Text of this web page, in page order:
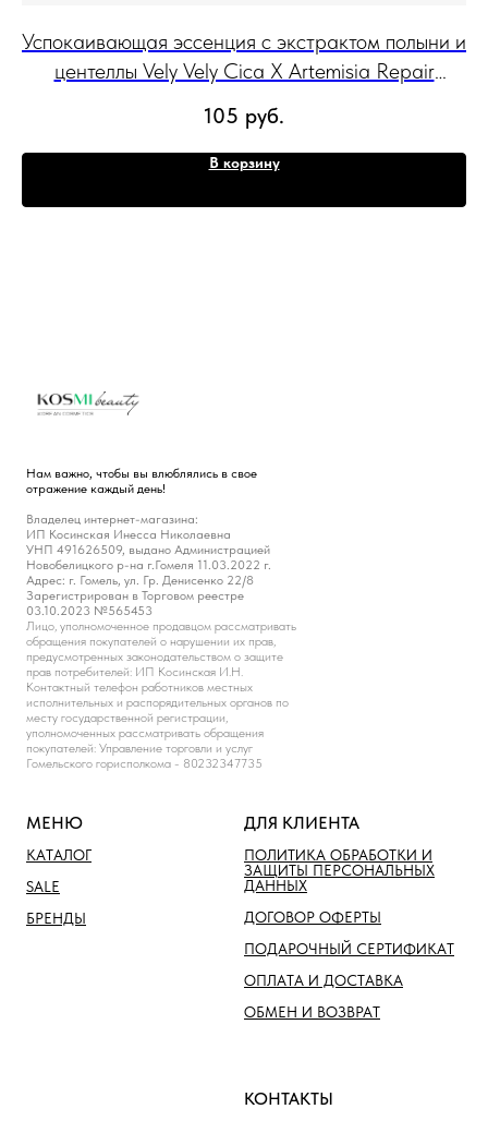
Успокаивающая эссенция с экстрактом полыни и
центеллы Vely Vely Cica X Artemisia Repair
Essence 160 мл
105 руб.
В корзину
Нам важно, чтобы вы влюблялись в свое
отражение каждый день!
Владелец интернет-магазина:
ИП Косинская Инесса Николаевна
УНП 491626509, выдано Администрацией
Новобелицкого р-на г.Гомеля 11.03.2022 г.
Адрес: г. Гомель, ул. Гр. Денисенко 22/8
Зарегистрирован в Торговом реестре
03.10.2023 №565453
Лицо, уполномоченное продавцом рассматривать
обращения покупателей о нарушении их прав,
предусмотренных законодательством о защите
прав потребителей: ИП Косинская И.Н.
Контактный телефон работников местных
исполнительных и распорядительных органов по
месту государственной регистрации,
уполномоченных рассматривать обращения
покупателей: Управление торговли и услуг
Гомельского горисполкома - 80232347735
МЕНЮ
КАТАЛОГ
SALE
БРЕНДЫ
ДЛЯ КЛИЕНТА
ПОЛИТИКА ОБРАБОТКИ И
ЗАЩИТЫ ПЕРСОНАЛЬНЫХ
ДАННЫХ
ДОГОВОР ОФЕРТЫ
ПОДАРОЧНЫЙ СЕРТИФИКАТ
ОПЛАТА И ДОСТАВКА
ОБМЕН И ВОЗВРАТ
КОНТАКТЫ